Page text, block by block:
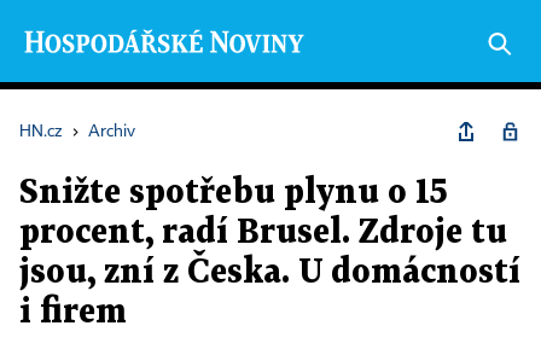
HN.cz › Archiv
Snižte spotřebu plynu o 15
procent, radí Brusel. Zdroje tu
jsou, zní z Česka. U domácností
i firem